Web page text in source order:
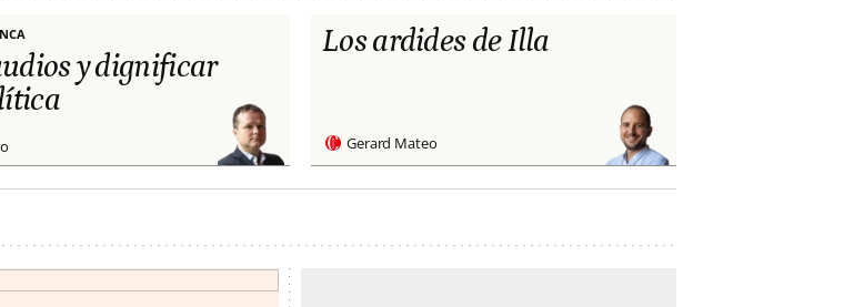
y dignificar
Los ardides de Illa
Gerard Mateo